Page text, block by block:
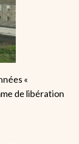
«
de libération